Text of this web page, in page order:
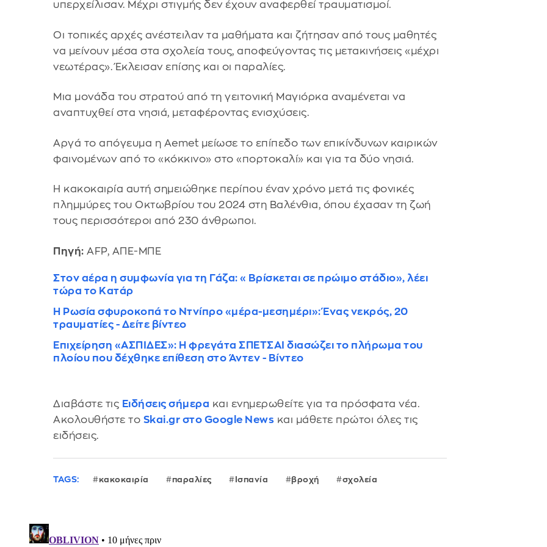
υπερχείλισαν. Μέχρι στιγμής δεν έχουν αναφερθεί τραυματισμοί.
Οι τοπικές αρχές ανέστειλαν τα μαθήματα και ζήτησαν από τους μαθητές
να μείνουν μέσα στα σχολεία τους, αποφεύγοντας τις μετακινήσεις «μέχρι
νεωτέρας». Έκλεισαν επίσης και οι παραλίες.
Μια μονάδα του στρατού από τη γειτονική Μαγιόρκα αναμένεται να
αναπτυχθεί στα νησιά, μεταφέροντας ενισχύσεις.
Αργά το απόγευμα η Aemet μείωσε το επίπεδο των επικίνδυνων καιρικών
φαινομένων από το «κόκκινο» στο «πορτοκαλί» και για τα δύο νησιά.
Η κακοκαιρία αυτή σημειώθηκε περίπου έναν χρόνο μετά τις φονικές
πλημμύρες του Οκτωβρίου του 2024 στη Βαλένθια, όπου έχασαν τη ζωή
τους περισσότεροι από 230 άνθρωποι.
Πηγή: AFP, ΑΠΕ-ΜΠΕ
Στον αέρα η συμφωνία για τη Γάζα: «Βρίσκεται σε πρώιμο στάδιο», λέει
τώρα το Κατάρ
Η Ρωσία σφυροκοπά το Ντνίπρο «μέρα-μεσημέρι»: Ένας νεκρός, 20
τραυματίες - Δείτε βίντεο
Επιχείρηση «ΑΣΠΙΔΕΣ»: Η φρεγάτα ΣΠΕΤΣΑΙ διασώζει το πλήρωμα του
πλοίου που δέχθηκε επίθεση στο Άντεν - Βίντεο
Διαβάστε τις Ειδήσεις σήμερα και ενημερωθείτε για τα πρόσφατα νέα.
Ακολουθήστε το Skai.gr στο Google News και μάθετε πρώτοι όλες τις
ειδήσεις.
TAGS: κακοκαιρία παραλίες Ισπανία βροχή σχολεία